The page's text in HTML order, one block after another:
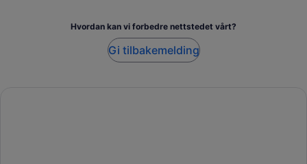
Hvordan kan vi forbedre nettstedet vårt?
Gi tilbakemelding